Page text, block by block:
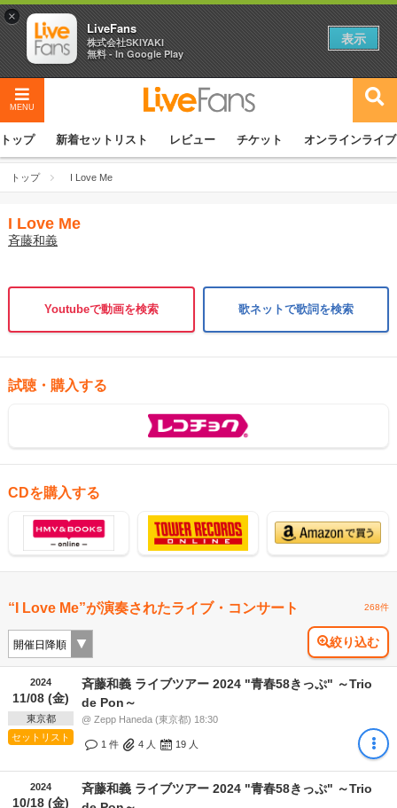
MENU
トップ 新着セットリスト レビュー チケット オンラインライブ
トップ I Love Me
I Love Me
斉藤和義
Youtubeで動画を検索 歌ネットで歌詞を検索
試聴・購入する
CDを購入する
“I Love Me”が演奏されたライブ・コンサート 268件
絞り込む
2024
11/08 (金)
東京都
セットリスト
斉藤和義 ライブツアー 2024 "青春58きっぷ" ～Trio
de Pon～
@ Zepp Haneda (東京都) 18:30
1 件 4 人 19 人
2024
10/18 (金)
斉藤和義 ライブツアー 2024 "青春58きっぷ" ～Trio
×
LiveFans
株式会社SKIYAKI
無料 - In Google Play
表示